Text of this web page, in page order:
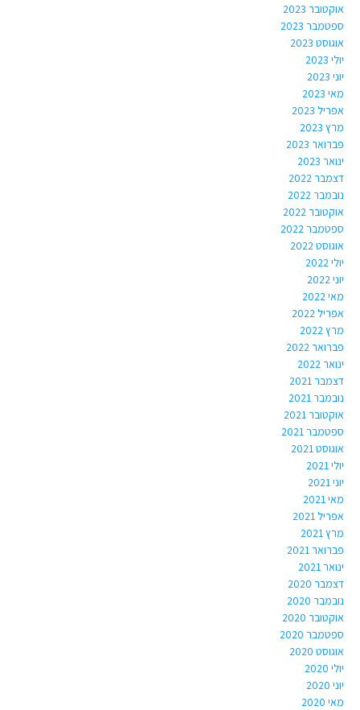
אוקטובר 2023
ספטמבר 2023
אוגוסט 2023
יולי 2023
יוני 2023
מאי 2023
אפריל 2023
מרץ 2023
פברואר 2023
ינואר 2023
דצמבר 2022
נובמבר 2022
אוקטובר 2022
ספטמבר 2022
אוגוסט 2022
יולי 2022
יוני 2022
מאי 2022
אפריל 2022
מרץ 2022
פברואר 2022
ינואר 2022
דצמבר 2021
נובמבר 2021
אוקטובר 2021
ספטמבר 2021
אוגוסט 2021
יולי 2021
יוני 2021
מאי 2021
אפריל 2021
מרץ 2021
פברואר 2021
ינואר 2021
דצמבר 2020
נובמבר 2020
אוקטובר 2020
ספטמבר 2020
אוגוסט 2020
יולי 2020
יוני 2020
מאי 2020